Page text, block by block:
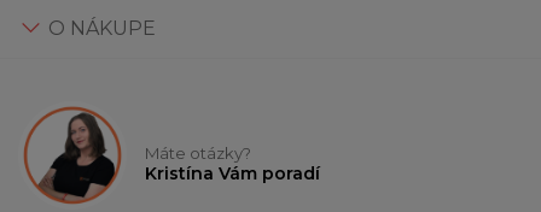
O NÁKUPE
Máte otázky?
Kristína Vám poradí